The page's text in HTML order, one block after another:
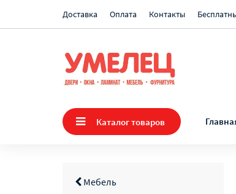
Доставка Оплата Контакты
Каталог товаров
Мебель